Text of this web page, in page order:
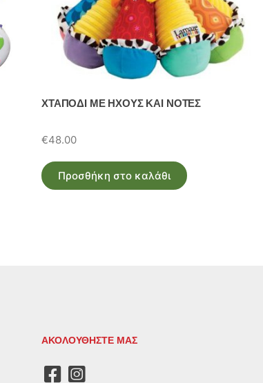
ΧΤΑΠΟΔΙ ΜΕ ΗΧΟΥΣ ΚΑΙ ΝΟΤΕΣ
€48.00
Προσθήκη στο καλάθι
ΑΚΟΛΟΥΘΗΣΤΕ ΜΑΣ